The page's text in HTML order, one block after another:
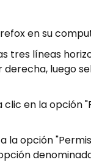
en su
tres líneas
derecha, luego
clic en la opción
la opción